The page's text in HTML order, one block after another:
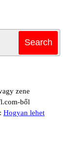
zene
ből
Hogyan lehet